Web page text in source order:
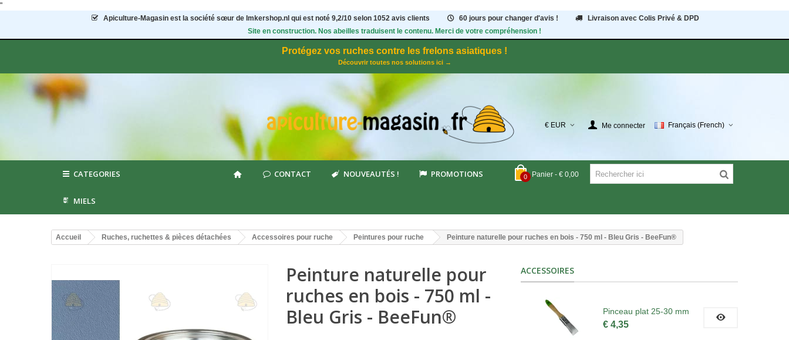
"
Apiculture-Magasin est la société sœur de Imkershop.nl qui est noté 9,2/10 selon 1052avis clients 60 jours pour changer d'avis !
Livraison avec Colis Privé & DPD
Site en construction. Nos abeilles traduisent le contenu. Merci de votre compréhension !
Protégez vos ruches contre les frelons asiatiques !
Découvrir toutes nos solutions ici →
€ EUR Me connecter Français (French)
0 Panier - € 0,00
CATEGORIES CONTACT NOUVEAUTÉS ! PROMOTIONS
MIELS
Accueil Ruches, ruchettes & pièces détachées Accessoires pour ruche Peintures pour ruche Peinture naturelle pour ruches en bois - 750 ml - Bleu Gris - BeeFun®
Peinture naturelle pour
ruches en bois - 750 ml -
Bleu Gris - BeeFun®
ACCESSOIRES
Pinceau plat 25-30 mm
€ 4,35